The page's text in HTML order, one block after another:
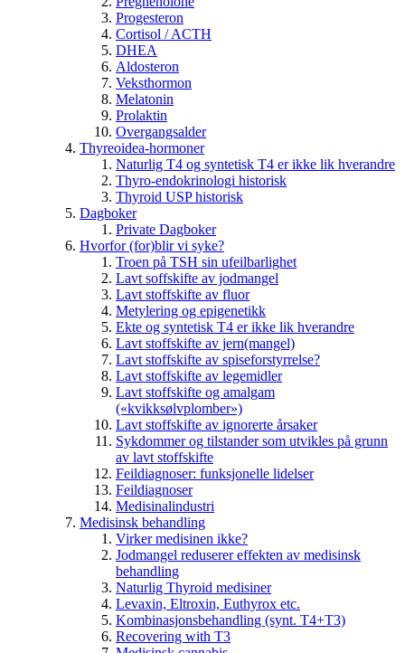
Progesteron
Cortisol / ACTH
DHEA
Aldosteron
Veksthormon
Melatonin
Prolaktin
Overgangsalder
Thyreoidea-hormoner
Naturlig T4 og syntetisk T4 er ikke lik hverandre
Thyro-endokrinologi historisk
Thyroid USP historisk
Dagboker
Private Dagboker
Hvorfor (for)blir vi syke?
Troen på TSH sin ufeilbarlighet
Lavt soffskifte av jodmangel
Lavt stoffskifte av fluor
Metylering og epigenetikk
Ekte og syntetisk T4 er ikke lik hverandre
Lavt stoffskifte av jern(mangel)
Lavt stoffskifte av spiseforstyrrelse?
Lavt stoffskifte av legemidler
Lavt stoffskifte og amalgam
(«kvikksølvplomber»)
Lavt stoffskifte av ignorerte årsaker
Sykdommer og tilstander som utvikles på grunn
av lavt stoffskifte
Feildiagnoser: funksjonelle lidelser
Feildiagnoser
Medisinalindustri
Medisinsk behandling
Virker medisinen ikke?
Jodmangel reduserer effekten av medisinsk
behandling
Naturlig Thyroid medisiner
Levaxin, Eltroxin, Euthyrox etc.
Kombinasjonsbehandling (synt. T4+T3)
Recovering with T3